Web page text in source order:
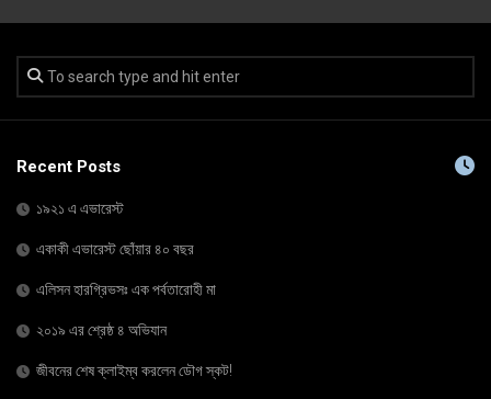
Recent Posts
১৯২১ এ এভারেস্ট
একাকী এভারেস্ট ছোঁয়ার ৪০ বছর
এলিসন হারগ্রিভসঃ এক পর্বতারোহী মা
২০১৯ এর শ্রেষ্ঠ ৪ অভিযান
জীবনের শেষ ক্লাইম্ব করলেন ডৌগ স্কট!